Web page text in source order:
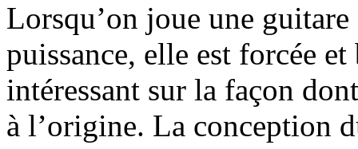
Lorsqu’on joue une
puissance, elle est forcée
intéressant sur la façon
à l’origine. La conception